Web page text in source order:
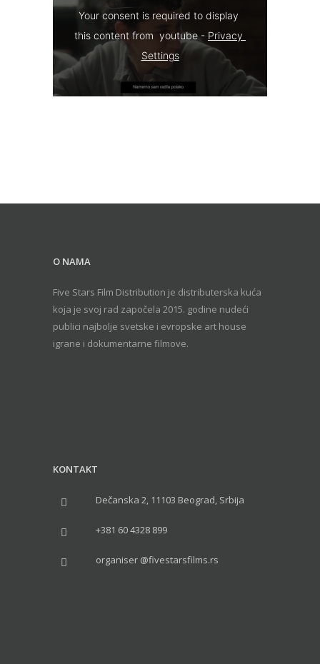
Your consent is required to display
this content from  youtube - Privacy
Settings
O NAMA
Five Stars Film Distribution je distributerska kuća
koja je svoj rad započela 2015. godine nudeći
publici najbolje svetske i evropske art house
igrane i dokumentarne filmove.
KONTAKT
Dečanska 2, 11103 Beograd, Srbija
+381 60 4328 899
organiser @fivestarsfilms.rs